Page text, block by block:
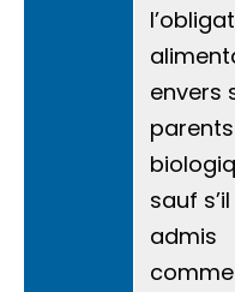
envers
parents
sauf
admis
comme